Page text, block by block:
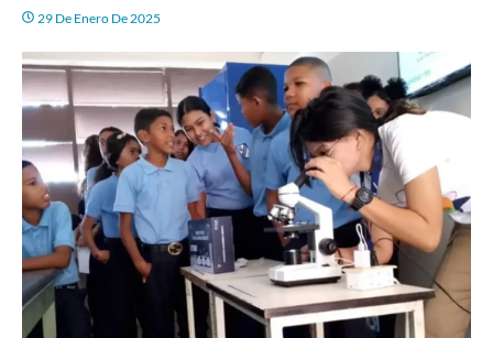
29 De Enero De 2025